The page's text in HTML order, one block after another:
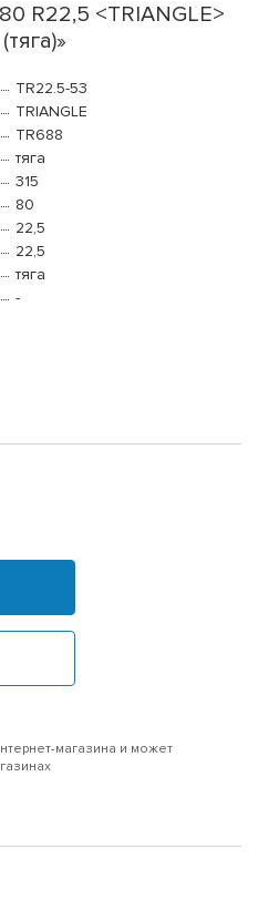
R22,5 <TRIANGLE>
TR22.5-53
TRIANGLE
TR688
тяга
315
80
22,5
22,5
тяга
-
магазина и может